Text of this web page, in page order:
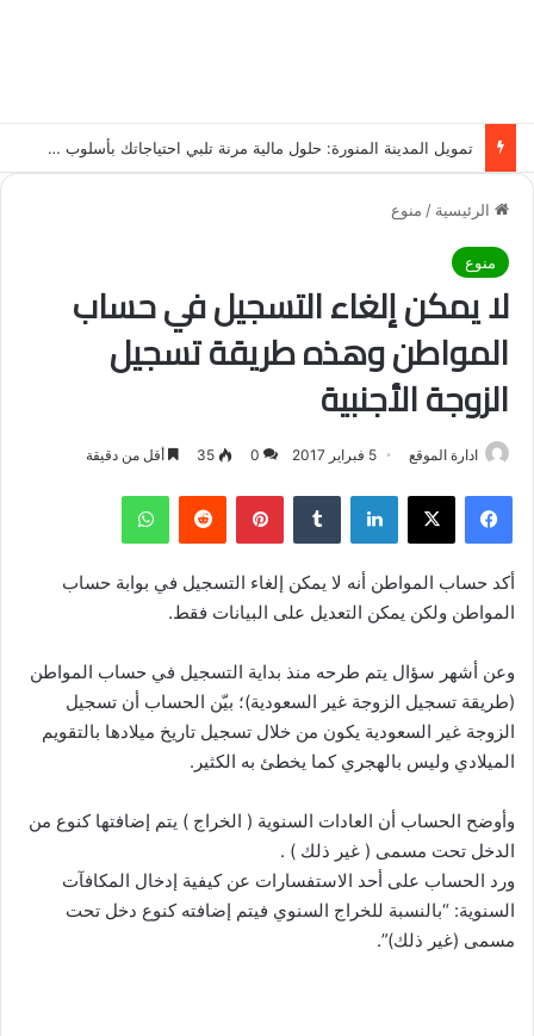
تمويل المدينة المنورة: حلول مالية مرنة تلبي احتياجاتك بأسلوب عصري وآمن
الرئيسية / منوع
منوع
لا يمكن إلغاء التسجيل في حساب
المواطن وهذه طريقة تسجيل
الزوجة الأجنبية
ادارة الموقع 5 فبراير 2017 0
35 أقل من دقيقة
فيسبوك لينكدإن بينتيريست
أكد حساب المواطن أنه لا يمكن إلغاء التسجيل في بوابة حساب
المواطن ولكن يمكن التعديل على البيانات فقط.
وعن أشهر سؤال يتم طرحه منذ بداية التسجيل في حساب المواطن
(طريقة تسجيل الزوجة غير السعودية)؛ بيّن الحساب أن تسجيل
الزوجة غير السعودية يكون من خلال تسجيل تاريخ ميلادها بالتقويم
الميلادي وليس بالهجري كما يخطئ به الكثير.
وأوضح الحساب أن العادات السنوية ( الخراج ) يتم إضافتها كنوع من
الدخل تحت مسمى ( غير ذلك ) .
ورد الحساب على أحد الاستفسارات عن كيفية إدخال المكافآت
السنوية: “بالنسبة للخراج السنوي فيتم إضافته كنوع دخل تحت
مسمى (غير ذلك)”.